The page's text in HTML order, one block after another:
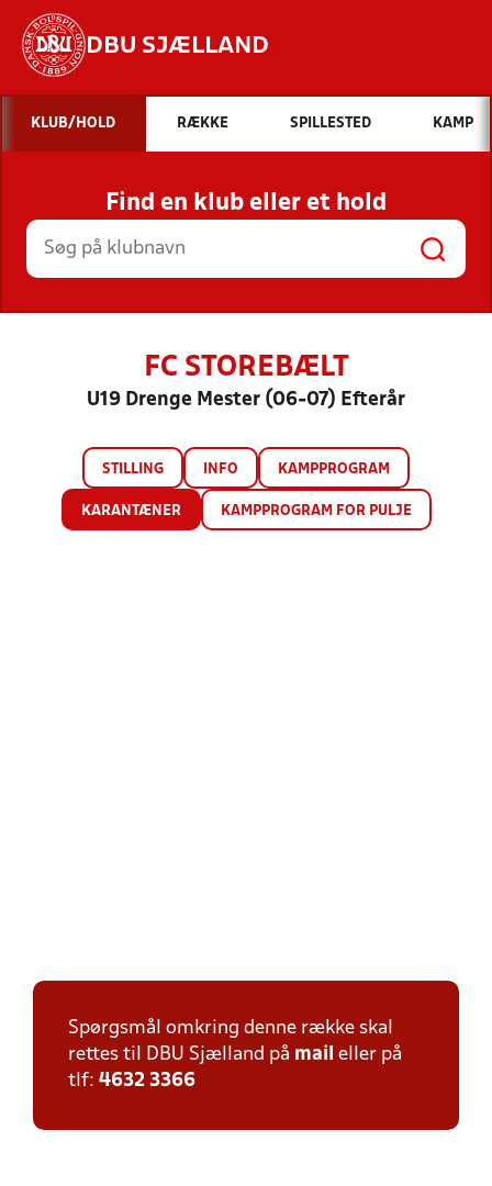
DBU SJÆLLAND
Hvad vil du søge efter?
INDHOLD OG NYHEDER
STILLINGER, RESULTATER, KLUBBER OG
HOLD
KLUB/HOLD RÆKKE SPILLESTED KAMP
Find en klub eller et hold
FC STOREBÆLT
U19 Drenge Mester (06-07) Efterår
STILLING INFO KAMPPROGRAM
KARANTÆNER KAMPPROGRAM FOR PULJE
Spørgsmål omkring denne række skal
rettes til DBU Sjælland på mail eller på
tlf: 4632 3366